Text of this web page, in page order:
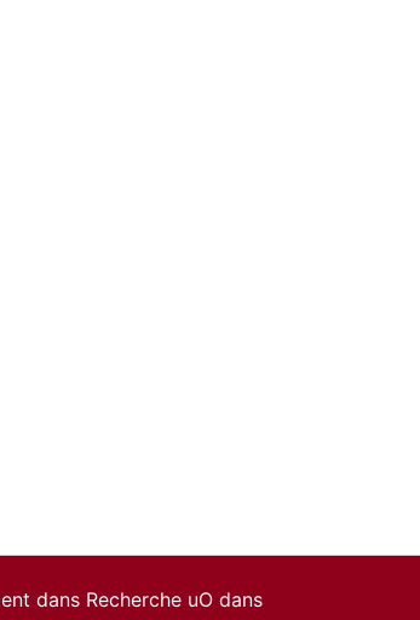
dans Recherche uO dans